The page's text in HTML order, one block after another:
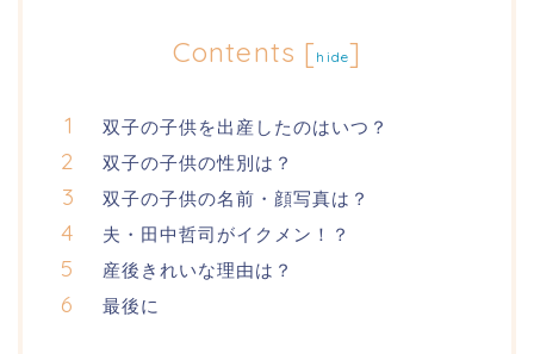
Contents [ hide]
双子の子供を出産したのはいつ？
双子の子供の性別は？
双子の子供の名前・顔写真は？
夫・田中哲司がイクメン！？
産後きれいな理由は？
最後に